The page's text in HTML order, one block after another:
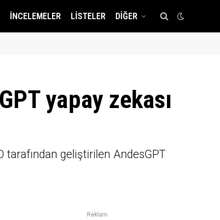
İNCELEMELER LISTELER DIĞER
yapay zekası
tarafından geliştirilen AndesGPT
Reklam